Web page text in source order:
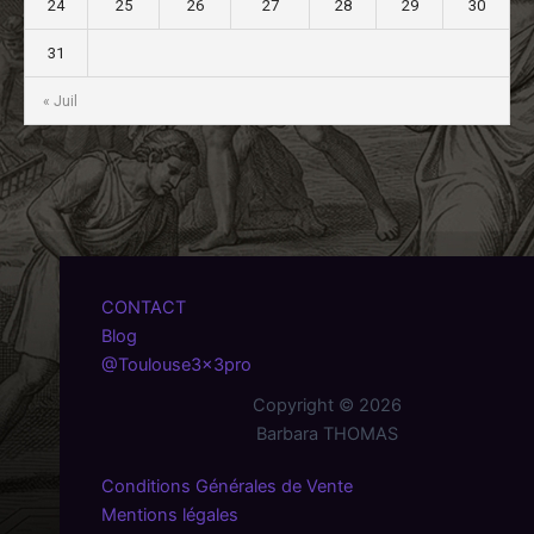
« Juil
24 25 26 27 28 29 30
31
CONTACT
Blog
@Toulouse3x3pro
Copyright © 2026
Barbara THOMAS
Conditions Générales de Vente
Mentions légales